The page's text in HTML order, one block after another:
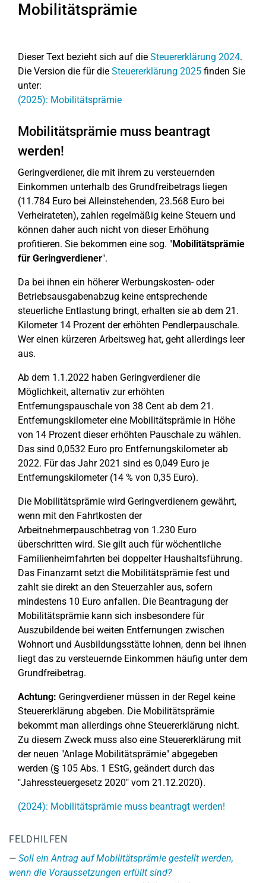
Mobilitätsprämie
Dieser Text bezieht sich auf die Steuererklärung 2024.
Die Version die für die Steuererklärung 2025 finden Sie
unter:
(2025): Mobilitätsprämie
Mobilitätsprämie muss beantragt
werden!
Geringverdiener, die mit ihrem zu versteuernden
Einkommen unterhalb des Grundfreibetrags liegen
(11.784 Euro bei Alleinstehenden, 23.568 Euro bei
Verheirateten), zahlen regelmäßig keine Steuern und
können daher auch nicht von dieser Erhöhung
profitieren. Sie bekommen eine sog. "Mobilitätsprämie
für Geringverdiener".
Da bei ihnen ein höherer Werbungskosten- oder
Betriebsausgabenabzug keine entsprechende
steuerliche Entlastung bringt, erhalten sie ab dem 21.
Kilometer 14 Prozent der erhöhten Pendlerpauschale.
Wer einen kürzeren Arbeitsweg hat, geht allerdings leer
aus.
Ab dem 1.1.2022 haben Geringverdiener die
Möglichkeit, alternativ zur erhöhten
Entfernungspauschale von 38 Cent ab dem 21.
Entfernungskilometer eine Mobilitätsprämie in Höhe
von 14 Prozent dieser erhöhten Pauschale zu wählen.
Das sind 0,0532 Euro pro Entfernungskilometer ab
2022. Für das Jahr 2021 sind es 0,049 Euro je
Entfernungskilometer (14 % von 0,35 Euro).
Die Mobilitätsprämie wird Geringverdienern gewährt,
wenn mit den Fahrtkosten der
Arbeitnehmerpauschbetrag von 1.230 Euro
überschritten wird. Sie gilt auch für wöchentliche
Familienheimfahrten bei doppelter Haushaltsführung.
Das Finanzamt setzt die Mobilitätsprämie fest und
zahlt sie direkt an den Steuerzahler aus, sofern
mindestens 10 Euro anfallen. Die Beantragung der
Mobilitätsprämie kann sich insbesondere für
Auszubildende bei weiten Entfernungen zwischen
Wohnort und Ausbildungsstätte lohnen, denn bei ihnen
liegt das zu versteuernde Einkommen häufig unter dem
Grundfreibetrag.
Achtung: Geringverdiener müssen in der Regel keine
Steuererklärung abgeben. Die Mobilitätsprämie
bekommt man allerdings ohne Steuererklärung nicht.
Zu diesem Zweck muss also eine Steuererklärung mit
der neuen "Anlage Mobilitätsprämie" abgegeben
werden (§ 105 Abs. 1 EStG, geändert durch das
"Jahressteuergesetz 2020" vom 21.12.2020).
(2024): Mobilitätsprämie muss beantragt werden!
FELDHILFEN
Soll ein Antrag auf Mobilitätsprämie gestellt werden,
wenn die Voraussetzungen erfüllt sind?